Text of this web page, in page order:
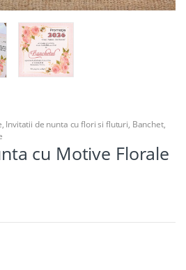
, Invitatii de nunta cu flori si fluturi, Banchet,
cu Motive Florale